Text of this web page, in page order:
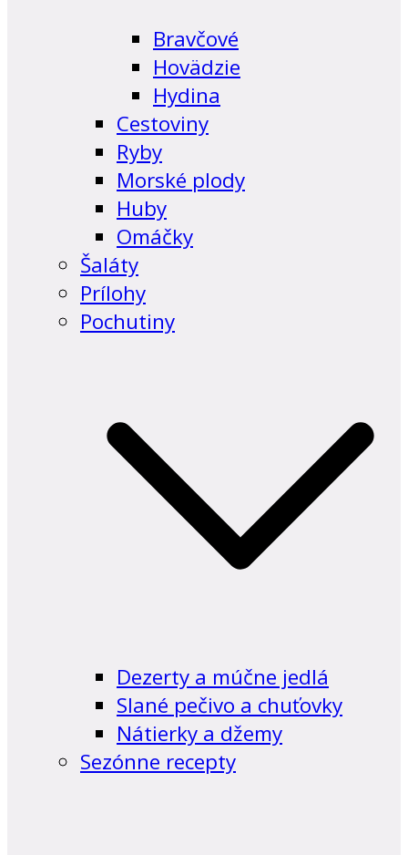
Bravčové
Hovädzie
Hydina
Cestoviny
Ryby
Morské plody
Huby
Omáčky
Šaláty
Prílohy
Pochutiny
Dezerty a múčne jedlá
Slané pečivo a chuťovky
Nátierky a džemy
Sezónne recepty